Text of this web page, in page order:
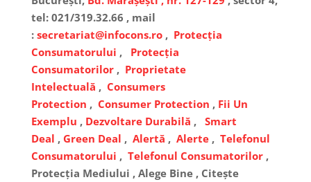
tel: 021/319.32.66 , mail
: secretariat@infocons.ro, Protecția
Consumatorului , Protecția
Consumatorilor, Proprietate
Intelectuală , Consumers
Protection , Consumer Protection , Fii Un
Exemplu , Dezvoltare Durabilă , Smart
Deal , Green Deal , Alertă , Alerte , Telefonul
Consumatorului , Telefonul Consumatorilor,
Protecția Mediului , Alege Bine , Citește